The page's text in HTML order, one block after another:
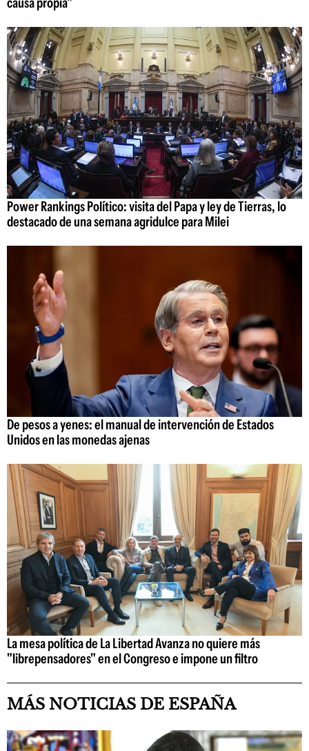
Power Rankings Político: visita del Papa y ley de Tierras, lo
destacado de una semana agridulce para Milei
De pesos a yenes: el manual de intervención de Estados
Unidos en las monedas ajenas
La mesa política de La Libertad Avanza no quiere más
"librepensadores" en el Congreso e impone un filtro
MÁS NOTICIAS DE ESPAÑA